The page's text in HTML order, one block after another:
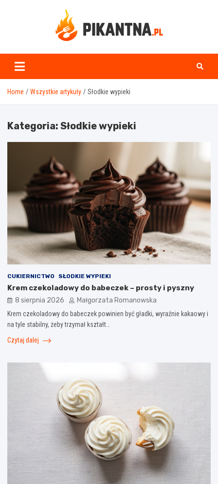
www.pikantna.pl
Home Wszystkie artykuły Słodkie wypieki
Kategoria: Słodkie wypieki
CUKIERNICTWO SŁODKIE WYPIEKI
Krem czekoladowy do babeczek – prosty i pyszny
8 sierpnia 2026 Małgorzata Romanowska
Krem czekoladowy do babeczek powinien być gładki, wyraźnie kakaowy i
na tyle stabilny, żeby trzymał kształt…
Czytaj dalej